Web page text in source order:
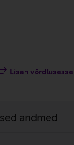
Lisan võrdlusesse
andmed